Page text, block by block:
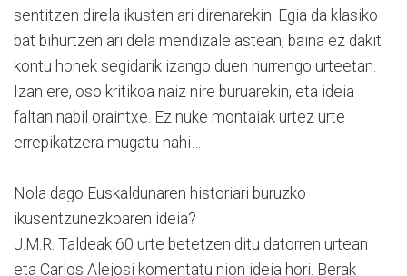
sentitzen direla ikusten ari direnarekin. Egia da klasiko
bat bihurtzen ari dela mendizale astean, baina ez dakit
kontu honek segidarik izango duen hurrengo urteetan.
Izan ere, oso kritikoa naiz nire buruarekin, eta ideia
faltan nabil oraintxe. Ez nuke montaiak urtez urte
errepikatzera mugatu nahi…
Nola dago Euskaldunaren historiari buruzko
ikusentzunezkoaren ideia?
J.M.R. Taldeak 60 urte betetzen ditu datorren urtean
eta Carlos Alejosi komentatu nion ideia hori. Berak